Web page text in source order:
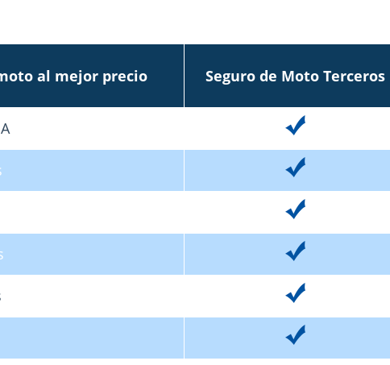
al mejor precio Seguro de Moto Terceros